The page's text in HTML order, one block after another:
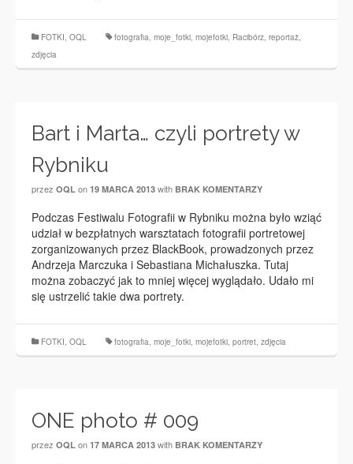
FOTKI, OQL fotografia, moje_fotki, mojefotki, Racibórz, reportaż,
zdjęcia
Bart i Marta… czyli portrety w
Rybniku
przez OQL on 19 MARCA 2013 with BRAK KOMENTARZY
Podczas Festiwalu Fotografii w Rybniku można było wziąć
udział w bezpłatnych warsztatach fotografii portretowej
zorganizowanych przez BlackBook, prowadzonych przez
Andrzeja Marczuka i Sebastiana Michałuszka. Tutaj
można zobaczyć jak to mniej więcej wyglądało. Udało mi
się ustrzelić takie dwa portrety.
FOTKI, OQL fotografia, moje_fotki, mojefotki, portret, zdjęcia
ONE photo # 009
przez OQL on 17 MARCA 2013 with BRAK KOMENTARZY